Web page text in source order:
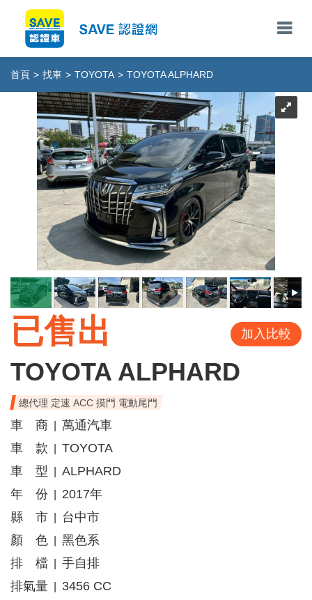
首頁 > 找車 > TOYOTA > TOYOTA ALPHARD
已售出 加入比較
TOYOTA ALPHARD
總代理 定速 ACC 摸門 電動尾門
車 商
萬通汽車
車 款
TOYOTA
車 型
ALPHARD
年 份
2017年
縣 市
台中市
顏 色
黑色系
排 檔
手自排
排氣量
3456 CC